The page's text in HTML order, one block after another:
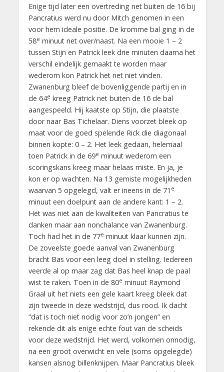
Enige tijd later een overtreding net buiten de 16 bij
Pancratius werd nu door Mitch genomen in een
voor hem ideale positie. De kromme bal ging in de
58e minuut net over/naast. Na een mooie 1 – 2
tussen Stijn en Patrick leek drie minuten daarna het
verschil eindelijk gemaakt te worden maar
wederom kon Patrick het net niet vinden.
Zwanenburg bleef de bovenliggende partij en in
de 64e kreeg Patrick net buiten de 16 de bal
aangespeeld. Hij kaatste op Stijn, die plaatste
door naar Bas Tichelaar. Diens voorzet bleek op
maat voor de goed spelende Rick die diagonaal
binnen kopte: 0 – 2. Het leek gedaan, helemaal
toen Patrick in de 69e minuut wederom een
scoringskans kreeg maar helaas miste. En ja, je
kon er op wachten. Na 13 gemiste mogelijkheden
waarvan 5 opgelegd, valt er ineens in de 71 e
minuut een doelpunt aan de andere kant: 1 – 2.
Het was niet aan de kwaliteiten van Pancratius te
danken maar aan nonchalance van Zwanenburg.
Toch had het in de 77e minuut klaar kunnen zijn.
De zoveelste goede aanval van Zwanenburg
bracht Bas voor een leeg doel in stelling. Iedereen
veerde al op maar zag dat Bas heel knap de paal
wist te raken. Toen in de 80e minuut Raymond
Graal uit het niets een gele kaart kreeg bleek dat
zijn tweede in deze wedstrijd, dus rood. Ik dacht
“dat is toch niet nodig voor zo’n jongen” en
rekende dit als enige echte fout van de scheids
voor deze wedstrijd. Het werd, volkomen onnodig,
na een groot overwicht en vele (soms opgelegde)
kansen alsnog billenknijpen. Maar Pancratius bleek